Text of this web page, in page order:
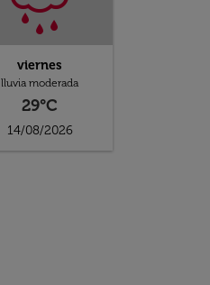
viernes
lluvia moderada
29°C
14/08/2026